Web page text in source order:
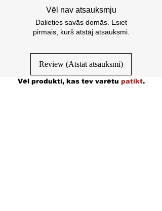
krāsās, kas atbilst mūsu
BarkBed.
Var mazgāt veļasmašīnā.
Izgatavošanā izmantoti augstas
kvalitātes materiāli.
Vēl nav atsauksmju
Dalieties savās domās. Esiet
pirmais, kurš atstāj atsauksmi.
Review (Atstāt atsauksmi)
Vēl produkti, kas tev varētu patikt.